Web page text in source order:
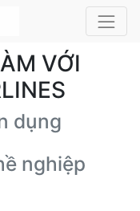
VỚI
dụng
nghiệp